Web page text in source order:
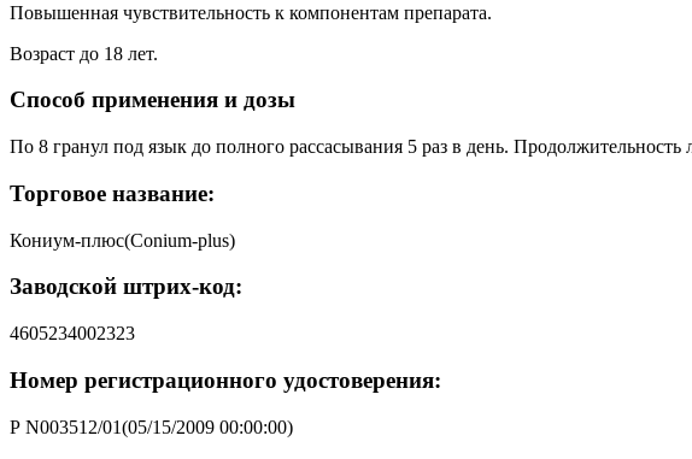
Повышенная чувствительность к компонентам препарата.
Возраст до 18 лет.
Способ применения и дозы
По 8 гранул под язык до полного рассасывания 5 раз в день.
Торговое название:
Кониум-плюс(Conium-plus)
Заводской штрих-код:
4605234002323
Номер регистрационного удостоверения:
Р N003512/01(05/15/2009 00:00:00)